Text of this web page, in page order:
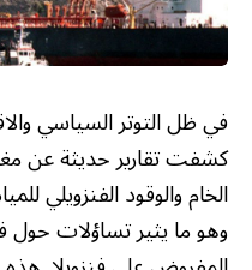
في ظل التوتر السياسي
كشفت تقارير حديثة عن
الخام والوقود الفنزويلي
وهو ما يثير تساؤلات حول